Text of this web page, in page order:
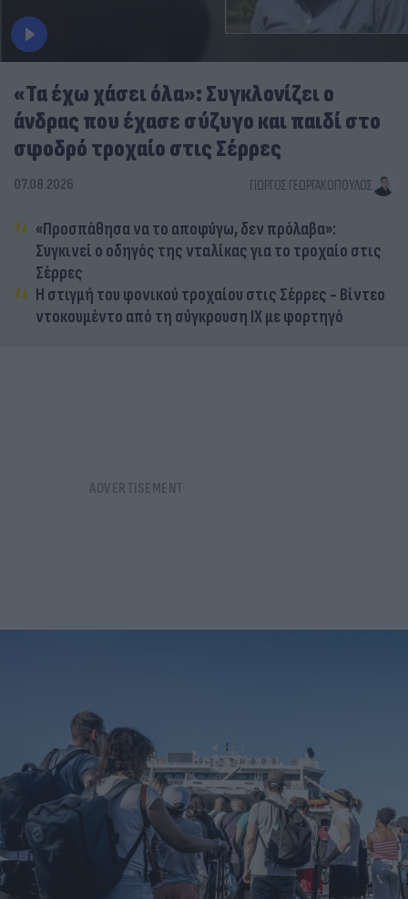
«Τα έχω χάσει όλα»: Συγκλονίζει ο
άνδρας που έχασε σύζυγο και παιδί στο
σφοδρό τροχαίο στις Σέρρες
07.08.2026 ΓΙΏΡΓΟΣ ΓΕΩΡΓΑΚΌΠΟΥΛΟΣ
«Προσπάθησα να το αποφύγω, δεν πρόλαβα»:
Συγκινεί ο οδηγός της νταλίκας για το τροχαίο στις
Σέρρες
Η στιγμή του φονικού τροχαίου στις Σέρρες - Βίντεο
ντοκουμέντο από τη σύγκρουση ΙΧ με φορτηγό